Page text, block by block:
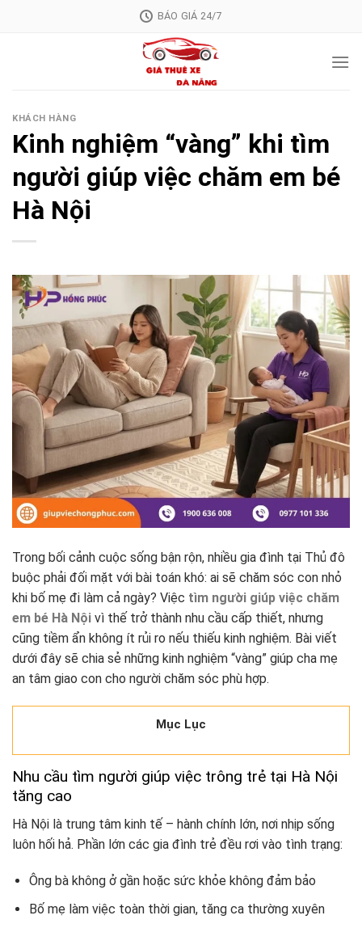
BÁO GIÁ 24/7
KHÁCH HÀNG
Kinh nghiệm “vàng” khi tìm
người giúp việc chăm em bé
Hà Nội
Trong bối cảnh cuộc sống bận rộn, nhiều gia đình tại Thủ đô
buộc phải đối mặt với bài toán khó: ai sẽ chăm sóc con nhỏ
khi bố mẹ đi làm cả ngày? Việc tìm người giúp việc chăm
em bé Hà Nội vì thế trở thành nhu cầu cấp thiết, nhưng
cũng tiềm ẩn không ít rủi ro nếu thiếu kinh nghiệm. Bài viết
dưới đây sẽ chia sẻ những kinh nghiệm “vàng” giúp cha mẹ
an tâm giao con cho người chăm sóc phù hợp.
Mục Lục
Nhu cầu tìm người giúp việc trông trẻ tại Hà Nội
tăng cao
Hà Nội là trung tâm kinh tế – hành chính lớn, nơi nhịp sống
luôn hối hả. Phần lớn các gia đình trẻ đều rơi vào tình trạng:
Ông bà không ở gần hoặc sức khỏe không đảm bảo
Bố mẹ làm việc toàn thời gian, tăng ca thường xuyên